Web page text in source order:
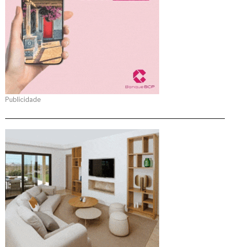
Publicidade